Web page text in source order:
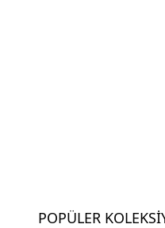
POPÜLER